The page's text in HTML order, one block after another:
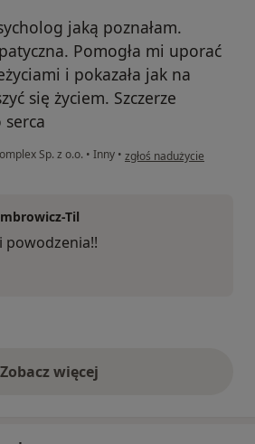
jaką poznałam.
Pomogła mi uporać
i pokazała jak na
się życiem. Szczerze
serca
Sp. z o.o. • Inny • w opinii użytkownika
zgłoś nadużycie
Til
powodzenia!!
Zobacz więcejopinie powyżej